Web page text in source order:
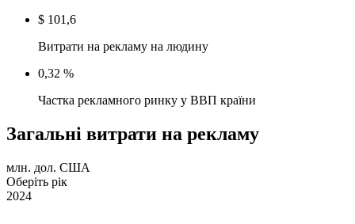
$ 101,6
Витрати на рекламу на людину
0,32 %
Частка рекламного ринку у ВВП країни
Загальні витрати на рекламу
млн. дол. США
Оберіть рік
2024